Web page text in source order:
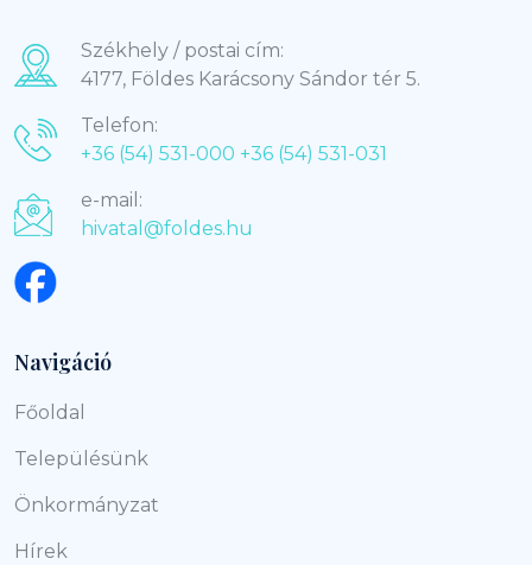
Székhely / postai cím:
4177, Földes Karácsony Sándor tér 5.
Telefon:
+36 (54) 531-000 +36 (54) 531-031
e-mail:
hivatal@foldes.hu
Navigáció
Főoldal
Településünk
Önkormányzat
Hírek